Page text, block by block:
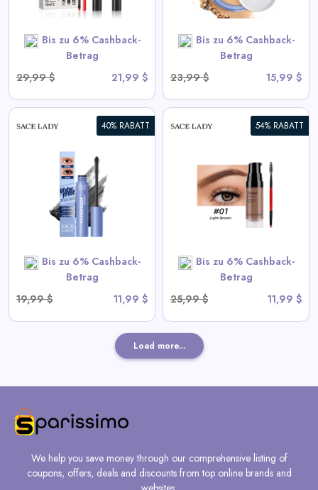
Bis zu 6% Cashback-
Betrag
29,99 $
21,99 $
Bis zu 6% Cashback-
Betrag
23,99 $
15,99 $
SHOP NOW
40% RABATT
Bis zu 6% Cashback-
Betrag
19,99 $
11,99 $
54% RABATT
Bis zu 6% Cashback-
Betrag
25,99 $
11,99 $
3D Augenbrauengel |
Wasserdicht, Schnell
Trocknend, Hochpigmentiert
View All Sace Lady Deals
SHOP NOW
Load more...
We help you save money through our comprehensive listing of
coupons, offers, deals and discounts from top online brands and